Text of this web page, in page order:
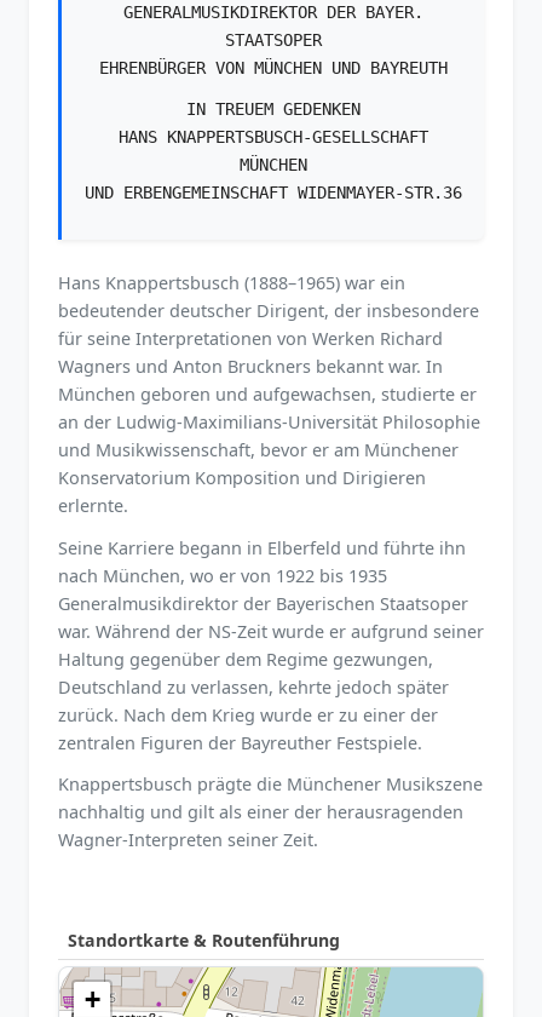
GENERALMUSIKDIREKTOR DER BAYER.
STAATSOPER
EHRENBÜRGER VON MÜNCHEN UND BAYREUTH
IN TREUEM GEDENKEN
HANS KNAPPERTSBUSCH-GESELLSCHAFT
MÜNCHEN
UND ERBENGEMEINSCHAFT WIDENMAYER-STR.36
Hans Knappertsbusch (1888–1965) war ein
bedeutender deutscher Dirigent, der insbesondere
für seine Interpretationen von Werken Richard
Wagners und Anton Bruckners bekannt war. In
München geboren und aufgewachsen, studierte er
an der Ludwig-Maximilians-Universität Philosophie
und Musikwissenschaft, bevor er am Münchener
Konservatorium Komposition und Dirigieren
erlernte.
Seine Karriere begann in Elberfeld und führte ihn
nach München, wo er von 1922 bis 1935
Generalmusikdirektor der Bayerischen Staatsoper
war. Während der NS-Zeit wurde er aufgrund seiner
Haltung gegenüber dem Regime gezwungen,
Deutschland zu verlassen, kehrte jedoch später
zurück. Nach dem Krieg wurde er zu einer der
zentralen Figuren der Bayreuther Festspiele.
Knappertsbusch prägte die Münchener Musikszene
nachhaltig und gilt als einer der herausragenden
Wagner-Interpreten seiner Zeit.
Standortkarte & Routenführung
+